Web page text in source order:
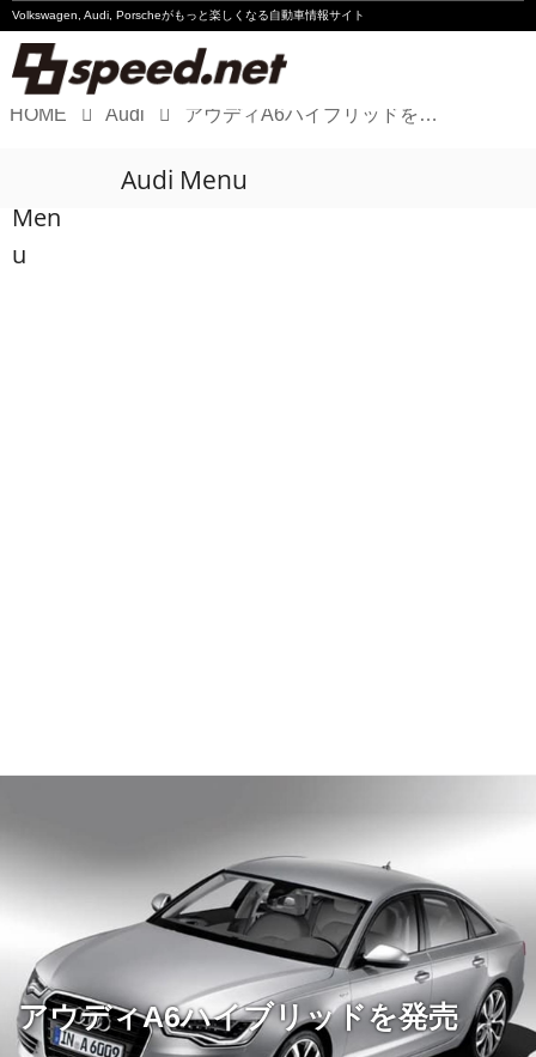
Volkswagen, Audi, Porscheがもっと楽しくなる自動車情報サイト
Audi
HOME Audi アウディA6ハイブリッドを発売
Men
u
Audi Menu
アウディA6ハイブリッドを発売